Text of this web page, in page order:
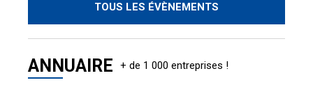
TOUS LES ÉVÈNEMENTS
ANNUAIRE